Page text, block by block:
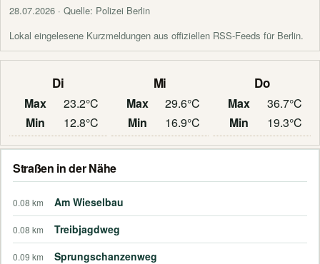
28.07.2026 · Quelle: Polizei Berlin
Lokal eingelesene Kurzmeldungen aus offiziellen RSS-Feeds für Berlin.
Di
Max
23.2°C
Min
12.8°C
Mi
Max
29.6°C
Min
16.9°C
Do
Max
36.7°C
Min
19.3°C
Straßen in der Nähe
0.08 km Am Wieselbau
0.08 km Treibjagdweg
0.09 km Sprungschanzenweg